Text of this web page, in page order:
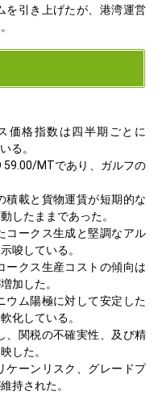
を引き上げたが、港湾運営
価格指数は四半期ごとに
る。
59.00/MTであり、ガルフの
積載と貨物運賃が短期的な
したままであった。
コークス生成と堅調なアル
唆している。
ークス生産コストの傾向は
加した。
ウム陽極に対して安定した
化している。
、関税の不確実性、及び精
した。
ケーンリスク、グレードプ
持された。